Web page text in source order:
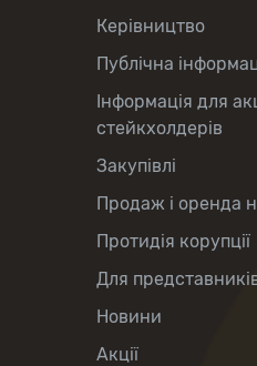
Керівництво
Публічна
Інформація для
стейкхолдерів
Закупівлі
Продаж і оренда
Протидія корупції
Для
Новини
Акції